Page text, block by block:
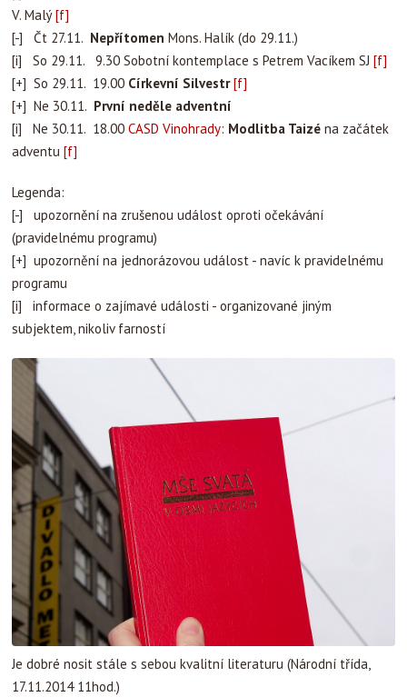
V. Malý[f]
[-] Čt 27.11. Nepřítomen Mons. Halík (do 29.11.)
[i] So 29.11. 9.30 Sobotní kontemplace s Petrem Vacíkem SJ [f]
[+] So 29.11. 19.00 Církevní Silvestr [f]
[+] Ne 30.11. První neděle adventní
[i] Ne 30.11. 18.00 CASD Vinohrady: Modlitba Taizé na začátek
adventu [f]
Legenda:
[-] upozornění na zrušenou událost oproti očekávání
(pravidelnému programu)
[+] upozornění na jednorázovou událost - navíc k pravidelnému
programu
[i] informace o zajímavé události - organizované jiným
subjektem, nikoliv farností
Je dobré nosit stále s sebou kvalitní literaturu (Národní třída,
17.11.2014 11hod.)